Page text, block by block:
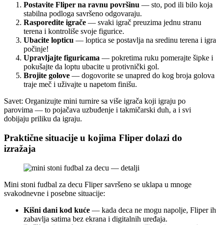
Postavite Fliper na ravnu površinu — sto, pod ili bilo koja
stabilna podloga savršeno odgovaraju.
Rasporedite igrače — svaki igrač preuzima jednu stranu
terena i kontroliše svoje figurice.
Ubacite lopticu — loptica se postavlja na sredinu terena i igra
počinje!
Upravljajte figuricama — pokretima ruku pomerajte šipke i
pokušajte da loptu ubacite u protivnički gol.
Brojite golove — dogovorite se unapred do kog broja golova
traje meč i uživajte u napetom finišu.
Savet: Organizujte mini turnire sa više igrača koji igraju po
parovima — to pojačava uzbuđenje i takmičarski duh, a i svi
dobijaju priliku da igraju.
Praktične situacije u kojima Fliper dolazi do
izražaja
Mini stoni fudbal za decu Fliper savršeno se uklapa u mnoge
svakodnevne i posebne situacije:
Kišni dani kod kuće — kada deca ne mogu napolje, Fliper ih
zabavlja satima bez ekrana i digitalnih uređaja.